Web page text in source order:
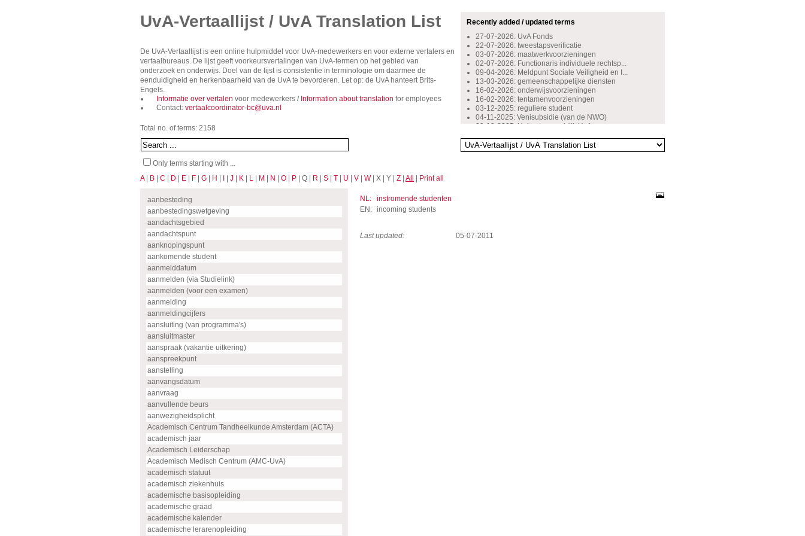
UvA-Vertaallijst / UvA Translation List
De UvA-Vertaallijst is een online hulpmiddel voor UvA-medewerkers en voor externe vertalers en
vertaalbureaus. De lijst geeft voorkeursvertalingen van UvA-termen op het gebied van
onderzoek en onderwijs. Doel van de lijst is consistentie in terminologie om daarmee de
eenduidigheid en herkenbaarheid van de UvA te bevorderen. Let op: de UvA hanteert Brits-
Engels.
Informatie over vertalen voor medewerkers / Information about translation for employees
Contact: vertaalcoordinator-bc@uva.nl
Recently added / updated terms
27-07-2026: UvA Fonds
22-07-2026: tweestapsverificatie
03-07-2026: maatwerkvoorzieningen
02-07-2026: Functionaris individuele rechtsp...
09-04-2026: Meldpunt Sociale Veiligheid en I...
13-03-2026: gemeenschappelijke diensten
16-02-2026: onderwijsvoorzieningen
16-02-2026: tentamenvoorzieningen
03-12-2025: reguliere student
04-11-2025: Venisubsidie (van de NWO)
30-10-2025: Huisartsenpraktijk UvA
14-10-2024: beoogde leerresultaten
13-05-2024: bovenwettelijk verlof
Total no. of terms: 2158
Only terms starting with ...
A| B C D E F G H J K L M N O P | Q | R S T U V W| X | Y | Z All Print all
aanbesteding
aanbestedingswetgeving
aandachtsgebied
aandachtspunt
aanknopingspunt
aankomende student
aanmelddatum
aanmelden (via Studielink)
aanmelden (voor een examen)
aanmelding
aanmeldingcijfers
aansluiting (van programma's)
aansluitmaster
aanspraak (vakantie uitkering)
aanspreekpunt
aanstelling
aanvangsdatum
aanvraag
aanvullende beurs
aanwezigheidsplicht
Academisch Centrum Tandheelkunde Amsterdam (ACTA)
academisch jaar
Academisch Leiderschap
Academisch Medisch Centrum (AMC-UvA)
academisch statuut
academisch ziekenhuis
academische basisopleiding
academische graad
academische kalender
academische lerarenopleiding
NL: instromende studenten
EN: incoming students
Last updated: 05-07-2011